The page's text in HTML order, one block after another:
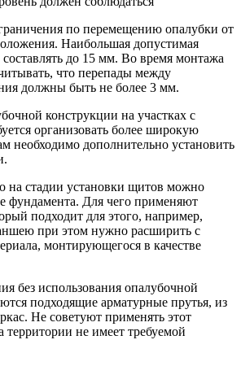
по перемещению опалубки от
Наибольшая допустимая
до 15 мм. Во время монтажа
что перепады между
должны быть не более 3 мм.
конструкции на участках с
организовать более широкую
необходимо дополнительно установить
на стадии установки щитов можно
фундамента. Для чего применяют
подходит для этого, например,
при этом нужно расширить с
монтирующегося в качестве
без использования опалубочной
подходящие арматурные прутья, из
Не советуют применять этот
территории не имеет требуемой